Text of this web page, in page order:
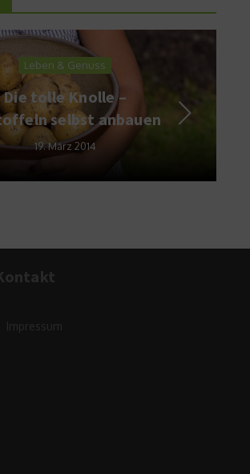
Leben & Genuss
Die tolle Knolle –
selbst anbauen
19. März 2014
Impressum